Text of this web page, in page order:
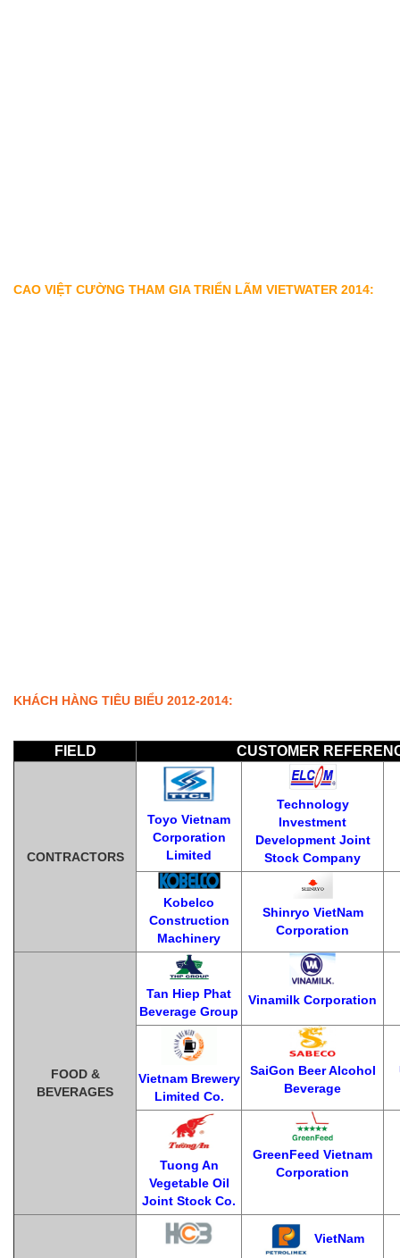
CAO VIỆT CƯỜNG THAM GIA TRIỂN LÃM VIETWATER 2014:
KHÁCH HÀNG TIÊU BIỂU 2012-2014:
FIELD CUSTOMER
CONTRACTORS
Toyo Vietnam
Corporation
Limited
Technology
Investment
Development Joint
Stock Company
Kobelco
Construction
Machinery
Shinryo VietNam
Corporation
FOOD &
BEVERAGES
Tan Hiep Phat
Beverage Group
Vinamilk Corporation
Vietnam Brewery
Limited Co.
SaiGon Beer Alcohol
Beverage
Tuong An
Vegetable Oil
Joint Stock Co.
GreenFeed Vietnam
Corporation
VietNam